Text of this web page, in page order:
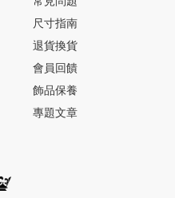
尺寸指南
退貨換貨
會員回饋
飾品保養
專題文章